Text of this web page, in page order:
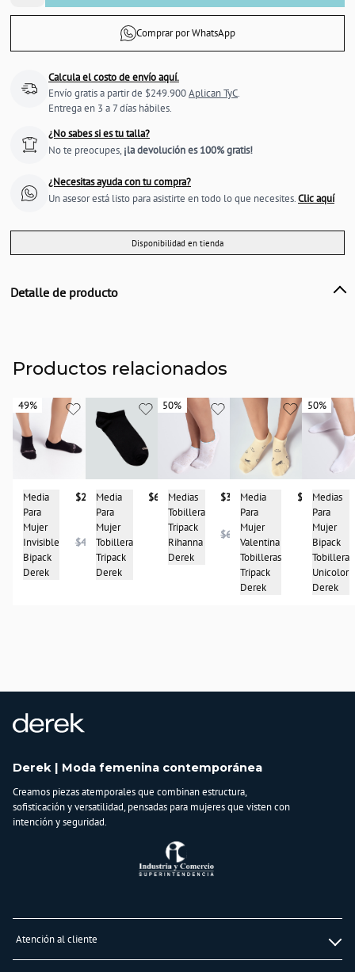
Comprar por WhatsApp
Calcula el costo de envío aquí.
Envío gratis a partir de $249.900Aplican TyC.
Entrega en 3 a 7 días hábiles.
¿No sabes si es tu talla?
No te preocupes, ¡la devolución es 100% gratis!
¿Necesitas ayuda con tu compra?
Un asesor está listo para asistirte en todo lo que necesites.Clic aquí
Disponibilidad en tienda
Detalle de producto
País de origen:
Importador:
BAGUER
Cuidado y Lavado
Lavar a mano, Use agua fria
No use blanqueador
Seque a la sombra
No retuerza
No use plancha
Composición:
Productos relacionados
49%
49%
Media
Para
Mujer
Invisible
Bipack
Derek
$23.950
$46.950
Media
Para
Mujer
Tobillera
Tripack
Derek
$67.900
50%
50%
Medias
Tobillera
Tripack
Rihanna
Derek
$32.950
$65.950
Media
Para
Mujer
Valentina
Tobilleras
Tripack
Derek
$67.900
50%
50%
Medias
Para
Mujer
Bipack
Tobillera
Unicolor
Derek
Derek | Moda femenina contemporánea
Creamos piezas atemporales que combinan estructura,
sofisticación y versatilidad, pensadas para mujeres que visten con
intención y seguridad.
Atención al cliente